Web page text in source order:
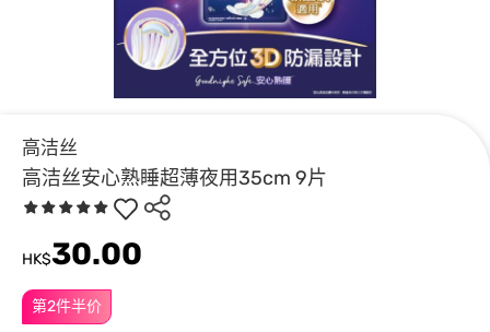
高洁丝
高洁丝安心熟睡超薄夜用35cm 9片
第2件半价
HK$30.00